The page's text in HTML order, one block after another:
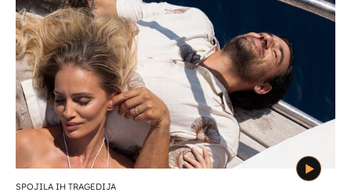
SPOJILA IH TRAGEDIJA